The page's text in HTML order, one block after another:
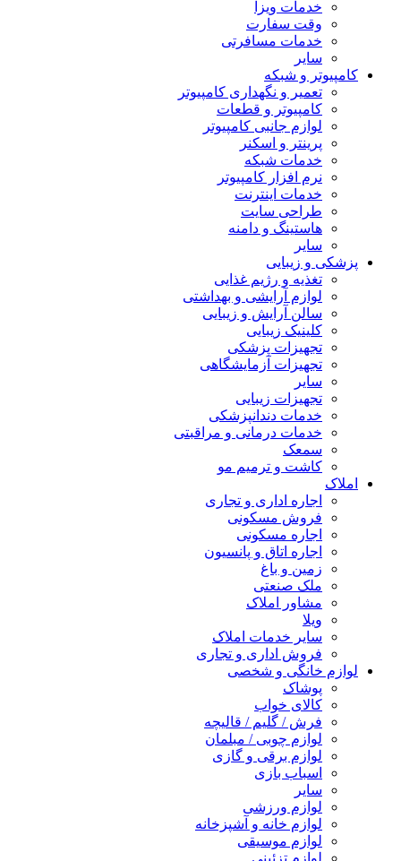
خدمات ویزا
وقت سفارت
خدمات مسافرتی
سایر
کامپیوتر و شبکه
تعمیر و نگهداری کامپیوتر
کامپیوتر و قطعات
لوازم جانبی کامپیوتر
پرینتر و اسکنر
خدمات شبکه
نرم افزار کامپیوتر
خدمات اینترنت
طراحی سایت
هاستینگ و دامنه
سایر
پزشکی و زیبایی
تغذیه و رژیم غذایی
لوازم آرایشی و بهداشتی
سالن آرایش و زیبایی
کلینیک زیبایی
تجهیزات پزشکی
تجهیزات آزمایشگاهی
سایر
تجهیزات زیبایی
خدمات دندانپزشکی
خدمات درمانی و مراقبتی
سمعک
کاشت و ترمیم مو
املاک
اجاره اداری و تجاری
فروش مسکونی
اجاره مسکونی
اجاره اتاق و پانسیون
زمین و باغ
ملک صنعتی
مشاور املاک
ویلا
سایر خدمات املاک
فروش اداری و تجاری
لوازم خانگی و شخصی
پوشاک
کالای خواب
فرش / گلیم / قالیچه
لوازم چوبی / مبلمان
لوازم برقی و گازی
اسباب بازی
سایر
لوازم ورزشی
لوازم خانه و آشپزخانه
لوازم موسیقی